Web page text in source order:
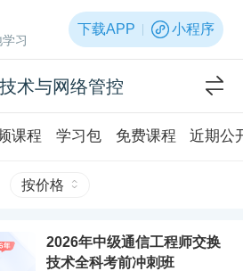
习
下载APP 小程序
术与网络管控
课程 学习包 免费课程 近期公
按价格
2026年中级通信工程师交换
技术全科考前冲刺班